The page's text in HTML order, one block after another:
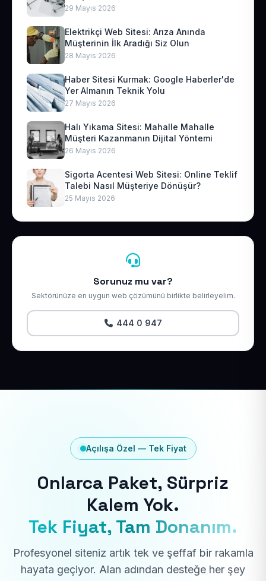
29 Mayıs 2026
Elektrikçi Web Sitesi: Arıza Anında
Müşterinin İlk Aradığı Siz Olun
28 Mayıs 2026
Haber Sitesi Kurmak: Google Haberler'de
Yer Almanın Teknik Yolu
27 Mayıs 2026
Halı Yıkama Sitesi: Mahalle Mahalle
Müşteri Kazanmanın Dijital Yöntemi
26 Mayıs 2026
Sigorta Acentesi Web Sitesi: Online Teklif
Talebi Nasıl Müşteriye Dönüşür?
25 Mayıs 2026
Sorunuz mu var?
Sektörünüze en uygun web çözümünü birlikte belirleyelim.
444 0 947
Açılışa Özel — Tek Fiyat
Onlarca Paket, Sürpriz
Kalem Yok.
Tek Fiyat, Tam Donanım.
Profesyonel siteniz artık tek ve şeffaf bir rakamla
hayata geçiyor. Alan adından desteğe her şey